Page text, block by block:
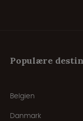
Populære
Belgien
Danmark